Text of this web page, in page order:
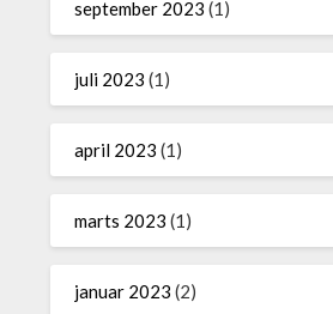
september 2023 (1)
juli 2023 (1)
april 2023 (1)
marts 2023 (1)
januar 2023 (2)